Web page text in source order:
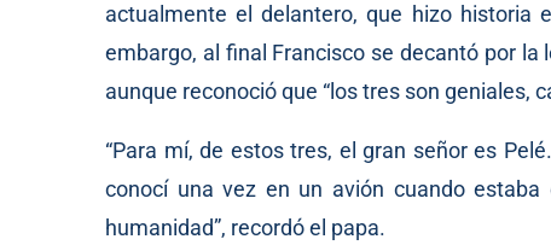
actualmente el delantero, que hizo historia
embargo, al final Francisco se decantó por
aunque reconoció que “los tres son geniales,
“Para mí, de estos tres, el gran señor es
conocí una vez en un avión cuando
humanidad”, recordó el papa.